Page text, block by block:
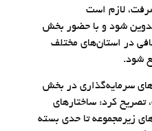
لازم است
شود و با حضور بخش
در استان‌های مختلف
شود.
سرمایه‌گذاری در بخش
تصریح کرد: ساختارهای
زیرمجموعه تا حدی بسته